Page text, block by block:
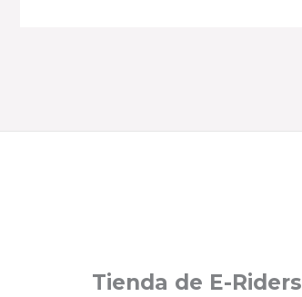
Tienda de E-Riders